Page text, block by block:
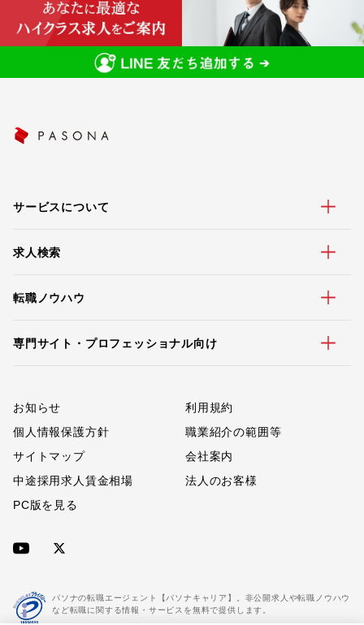
サービスについて
求人検索
転職ノウハウ
専門サイト・プロフェッショナル向け
お知らせ
利用規約
個人情報保護方針
職業紹介の範囲等
サイトマップ
会社案内
中途採用求人賃金相場
法人のお客様
PC版を見る
パソナの転職エージェント【パソナキャリア】。非公開求人や転職ノウハウ
など転職に関する情報・サービスを無料で提供します。